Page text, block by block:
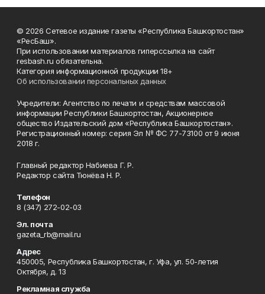
© 2026 Сетевое издание газеты «Республика Башкортостан»
«РесБаш».
При использовании материалов гиперссылка на сайт
resbash.ru обязательна.
Категория информационной продукции 18+
Об использовании персональных данных
Учредители: Агентство по печати и средствам массовой
информации Республики Башкортостан, Акционерное
общество Издательский дом «Республика Башкортостан».
Регистрационный номер: серия Эл № ФС 77-73100 от 9 июня
2018 г.
Главный редактор Набиева Г. Р.
Редактор сайта Тюнёва Н. Р.
Телефон
8 (347) 272-02-03
Эл. почта
gazeta_rb@mail.ru
Адрес
450005, Республика Башкортостан, г. Уфа, ул. 50-летия
Октября, д. 13
Рекламная служба